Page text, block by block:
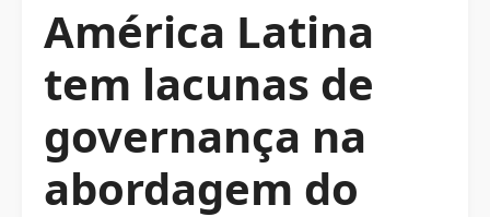
América Latina
tem lacunas de
governança na
abordagem do